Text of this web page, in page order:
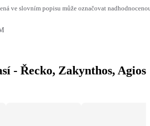
ve slovním popisu může označovat
- Řecko, Zakynthos, Agios